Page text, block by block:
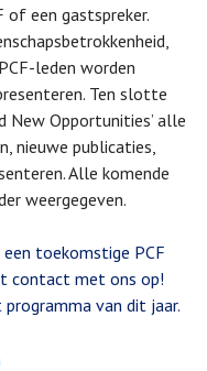
of een gastspreker.
leden worden
Ten slotte
New Opportunities’ alle
nieuwe publicaties,
Alle komende
weergegeven.
toekomstige PCF
contact met ons op!
van dit jaar.